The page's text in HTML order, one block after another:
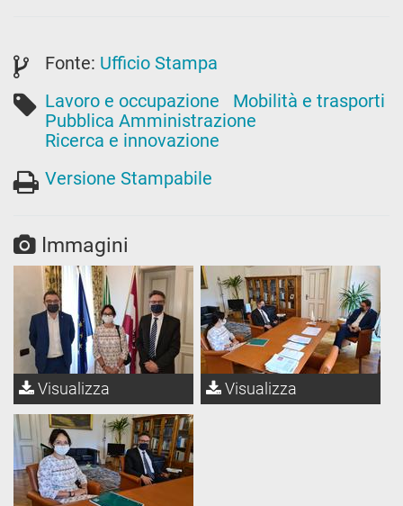
Fonte: Ufficio Stampa
Lavoro e occupazione
Mobilità e trasporti
Pubblica Amministrazione
Ricerca e innovazione
Versione Stampabile
Immagini
Visualizza Visualizza